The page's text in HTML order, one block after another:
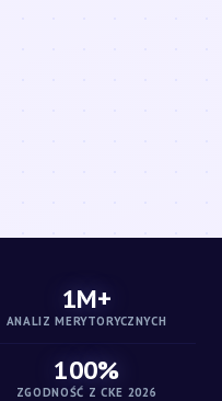
1M+
ANALIZ MERYTORYCZNYCH
100%
ZGODNOŚĆ Z CKE 2026